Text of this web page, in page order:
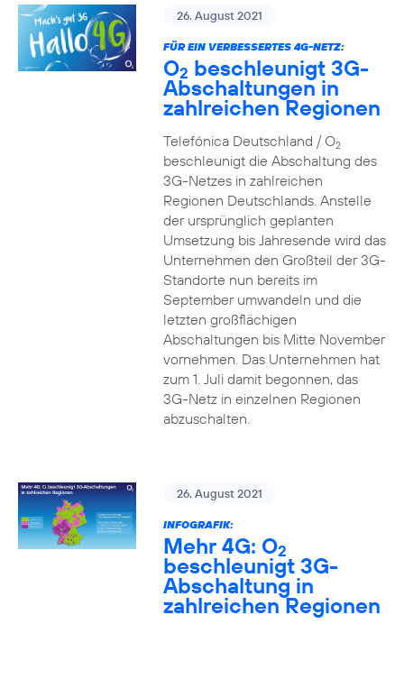
26. August 2021
FÜR EIN VERBESSERTES 4G-NETZ:
O2 beschleunigt 3G-
Abschaltungen in
zahlreichen Regionen
Telefónica Deutschland / O2
beschleunigt die Abschaltung des
3G-Netzes in zahlreichen
Regionen Deutschlands. Anstelle
der ursprünglich geplanten
Umsetzung bis Jahresende wird das
Unternehmen den Großteil der 3G-
Standorte nun bereits im
September umwandeln und die
letzten großflächigen
Abschaltungen bis Mitte November
vornehmen. Das Unternehmen hat
zum 1. Juli damit begonnen, das
3G-Netz in einzelnen Regionen
abzuschalten.
26. August 2021
INFOGRAFIK:
Mehr 4G: O2
beschleunigt 3G-
Abschaltung in
zahlreichen Regionen